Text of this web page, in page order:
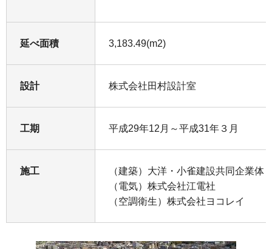
延べ面積 3,183.49(m2)
設計 株式会社田村設計室
工期 平成29年12月～平成31年３月
施工
（建築）大洋・小雀建設共同企業体
（電気）株式会社江電社
（空調衛生）株式会社ヨコレイ